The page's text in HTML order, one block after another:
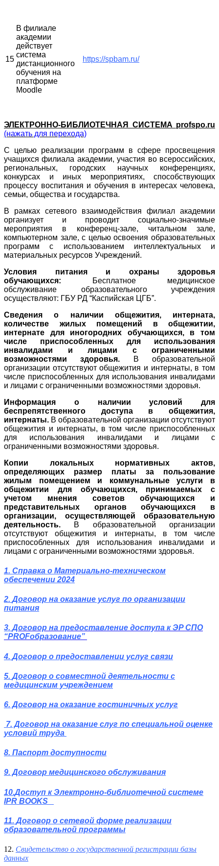
15
В филиале
академии
действует
система
дистанционного
обучения на
платформе
Moodle
https://spbam.ru/
ЭЛЕКТРОННО-БИБЛИОТЕЧНАЯ СИСТЕМА profspo.ru
(нажать для перехода)
С целью реализации программ в сфере просвещения
учащихся филиала академии, участия во всероссийских,
региональных, городских научных конференциях,
конкурсах и иных мероприятиях, способствующих
процессу воспитания и обучения в интересах человека,
семьи, общества и государства.
В рамках сетевого взаимодействия филиал академии
организует и проводит социально-значимые
мероприятия в конференц-зале, читальном зале,
компьютерном зале, с целью освоения образовательных
программ с использованием интеллектуальных и
материальных ресурсов Учреждений.
Условия питания и охраны здоровья
обучающихся:
Бесплатное медицинское
обслуживание образовательного учреждения
осуществляют: ГБУ РД “Каспийская ЦГБ”.
Сведения о наличии общежития, интерната,
количестве жилых помещений в общежитии,
интернате для иногородних обучающихся, в том
числе приспособленных для использования
инвалидами и лицами с ограниченными
возможностями здоровья.
В образовательной
организации отсутствуют общежития и интернаты, в том
числе приспособленных для использования инвалидами
и лицами с ограниченными возможностями здоровья.
Информация о наличии условий для
беспрепятственного доступа в общежития,
интернаты. В образовательной организации отсутствуют
общежития и интернаты, в том числе приспособленных
для использования инвалидами и лицами с
ограниченными возможностями здоровья.
Копии локальных нормативных актов,
определяющих размер платы за пользование
жилым помещением и коммунальные услуги в
общежитии для обучающихся, принимаемых с
учетом мнения советов обучающихся и
представительных органов обучающихся в
организации, осуществляющей образовательную
деятельность. В образовательной организации
отсутствуют общежития и интернаты, в том числе
приспособленных для использования инвалидами и
лицами с ограниченными возможностями здоровья.
1. Справка о Материально-техническом
обеспечении 2024
2.Договор на оказание услуг по организации
питания
3.Договор на предоставление доступа к ЭP СПО
“PROFобразование”
4.Договор о предоставлении услуг связи
5.Договор о совместной деятельности с
медицинским учреждением
6. Договор на оказание гостиничных услуг
7. Договор на оказание слуг по специальной оценке
условий труда
8. Паспорт доступности
9. Договор медицинского обслуживания
10.Доступ к Электронно-библиотечной системе
IPR BOOKS
11.Договор о сетевой форме реализации
образовательной программы
12. Свидетельство о государственной регистрации базы
данных